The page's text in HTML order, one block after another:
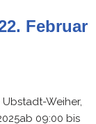
Februar
Weiher,
09:00 bis